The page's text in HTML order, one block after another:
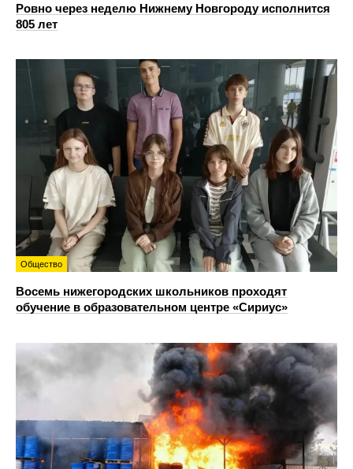
Ровно через неделю Нижнему Новгороду исполнится
805 лет
Общество
Восемь нижегородских школьников проходят
обучение в образовательном центре «Сириус»